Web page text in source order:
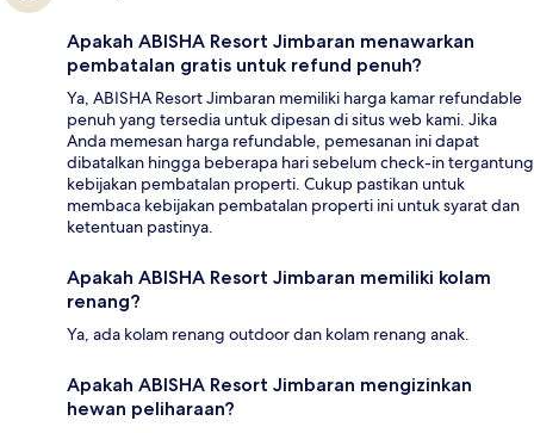
Apakah ABISHA Resort Jimbaran menawarkan
pembatalan gratis untuk refund penuh?
Ya, ABISHA Resort Jimbaran memiliki harga kamar refundable
penuh yang tersedia untuk dipesan di situs web kami. Jika
Anda memesan harga refundable, pemesanan ini dapat
dibatalkan hingga beberapa hari sebelum check-in tergantung
kebijakan pembatalan properti. Cukup pastikan untuk
membaca kebijakan pembatalan properti ini untuk syarat dan
ketentuan pastinya.
Apakah ABISHA Resort Jimbaran memiliki kolam
renang?
Ya, ada kolam renang outdoor dan kolam renang anak.
Apakah ABISHA Resort Jimbaran mengizinkan
hewan peliharaan?